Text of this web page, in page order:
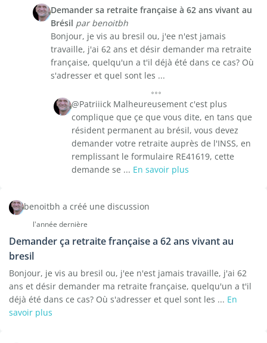
Demander sa retraite française à 62 ans vivant au
Brésil par benoitbh
Bonjour, je vis au bresil ou, j'ee n'est jamais
travaille, j'ai 62 ans et désir demander ma retraite
française, quelqu'un a t'il déjà été dans ce cas? Où
s'adresser et quel sont les ...
@Patriiick Malheureusement c'est plus
complique que çe que vous dite, en tans que
résident permanent au brésil, vous devez
demander votre retraite auprès de l'INSS, en
remplissant le formulaire RE41619, cette
demande se ... En savoir plus
benoitbh a créé une discussion
l'année dernière
Demander ça retraite française a 62 ans vivant au
bresil
Bonjour, je vis au bresil ou, j'ee n'est jamais travaille, j'ai 62
ans et désir demander ma retraite française, quelqu'un a t'il
déjà été dans ce cas? Où s'adresser et quel sont les ... En
savoir plus